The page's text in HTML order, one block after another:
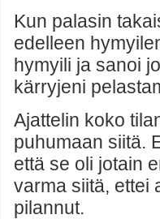
Kun palasin
edelleen
hymyili ja sanoi
kärryjeni
Ajattelin koko
puhumaan siitä.
että se oli jotain
varma siitä, ettei
pilannut.